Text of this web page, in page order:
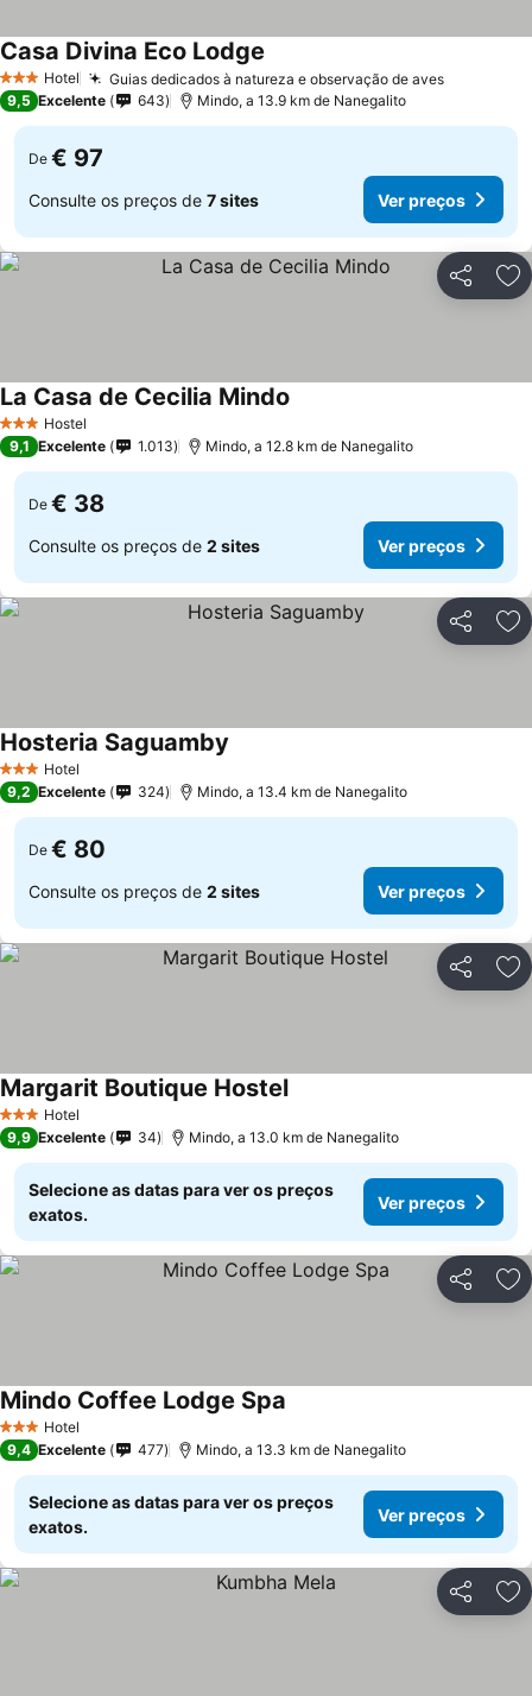
3 EstrelasHotel Guias dedicados à natureza e observação de aves
Casa Divina Eco Lodge
9,5 Excelente 643 Mindo, a 13.9 km de Nanegalito
De € 97
Consulte os preços de 7 sites Ver preços
Partilhar
3 EstrelasHostel
La Casa de Cecilia Mindo
9,1 Excelente 1.013 Mindo, a 12.8 km de Nanegalito
De € 38
Consulte os preços de 2 sites Ver preços
Partilhar
3 EstrelasHotel
Hosteria Saguamby
9,2 Excelente 324 Mindo, a 13.4 km de Nanegalito
De € 80
Consulte os preços de 2 sites Ver preços
Partilhar
3 EstrelasHotel
Margarit Boutique Hostel
9,9 Excelente 34 Mindo, a 13.0 km de Nanegalito
Selecione as datas para ver os preços
exatos.
Ver preços
Partilhar
3 EstrelasHotel
Mindo Coffee Lodge Spa
9,4 Excelente 477 Mindo, a 13.3 km de Nanegalito
Selecione as datas para ver os preços
exatos.
Ver preços
Partilhar